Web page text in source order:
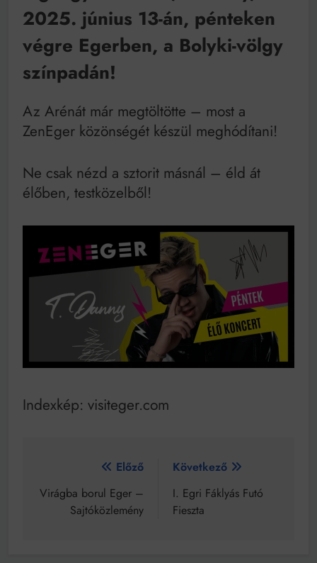
Mindenki a világot akarja uralni – de nem csak a 80-
as években
Bitumenes lapostetők: a bevált technológia akkor
működik, ha jól van felújítva
2025. június 13-án, pénteken
végre Egerben, a Bolyki-völgy
színpadán!
Az Arénát már megtöltötte – most a
ZenEger közönségét készül meghódítani!
Ne csak nézd a sztorit másnál – éld át
élőben, testközelből!
Indexkép: visiteger.com
Bejegyzés
navigáció
Előző
Virágba borul Eger –
Sajtóközlemény
Következő
I. Egri Fáklyás Futó
Fieszta